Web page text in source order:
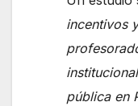
incentivos
pública en